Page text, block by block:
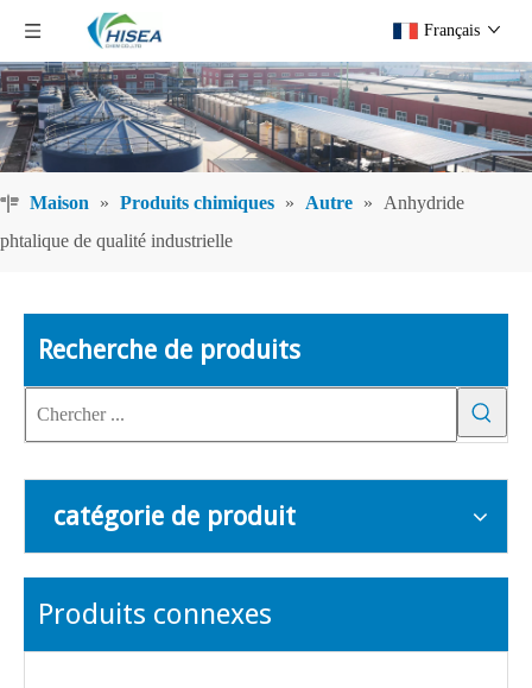
Français
Maison » Produits chimiques » Autre »
Anhydride
phtalique de qualité industrielle
Recherche de produits
catégorie de produit
Produits connexes